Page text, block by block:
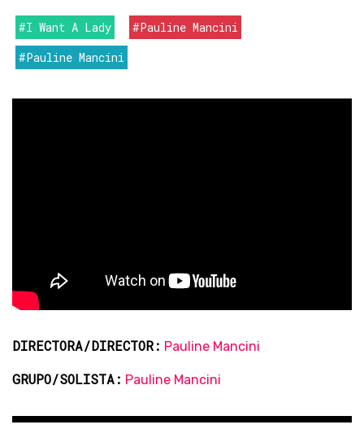
#I Want A Lady
#Pauline Mancini
#Pauline Mancini
DIRECTORA/DIRECTOR: Pauline Mancini
GRUPO/SOLISTA: Pauline Mancini